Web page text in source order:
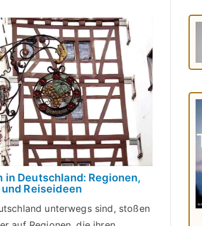
in Deutschland: Regionen,
Reiseideen
unterwegs sind, stoßen